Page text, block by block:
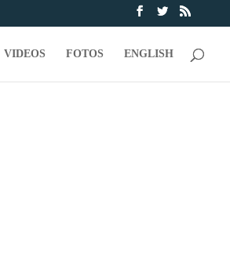
VIDEOS FOTOS ENGLISH